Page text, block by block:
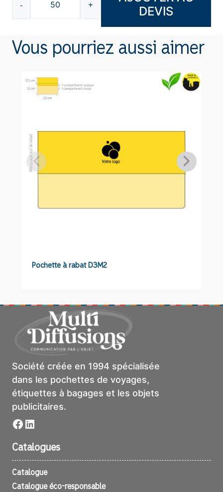
-
quantité
de
à
D1M
+
DEVIS
Vous pourriez aussi aimer
Pochette à rabat D3M2
Société créée en 1994 spécialisée
dans les pochettes de voyages,
étiquettes à bagages et les objets
publicitaires.
Facebook
LinkedIn
Catalogues
Catalogue
Catalogue éco-responsable